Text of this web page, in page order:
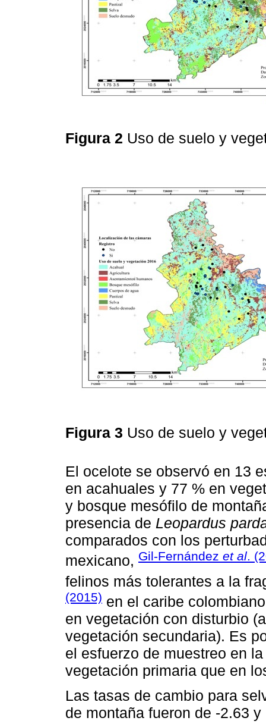
Figura 2 Uso de suelo y
Figura 3 Uso de suelo y
El ocelote se observó en 13
en acahuales y 77 % en
y bosque mesófilo de
presencia de Leopardus
comparados con los
mexicano, Gil-Fernández et al.
felinos más tolerantes a la
(2015) en el caribe
en vegetación con disturbio
vegetación secundaria). Es
el esfuerzo de muestreo en
vegetación primaria que en
Las tasas de cambio para
de montaña fueron de -2.63